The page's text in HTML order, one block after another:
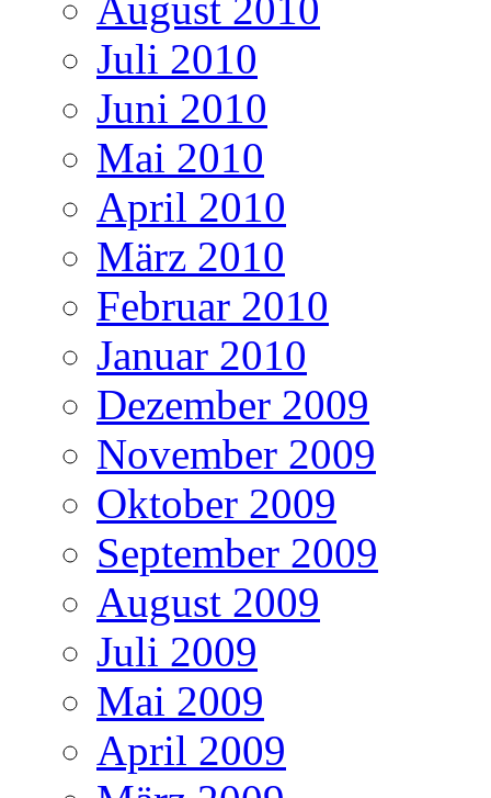
August 2010
Juli 2010
Juni 2010
Mai 2010
April 2010
März 2010
Februar 2010
Januar 2010
Dezember 2009
November 2009
Oktober 2009
September 2009
August 2009
Juli 2009
Mai 2009
April 2009